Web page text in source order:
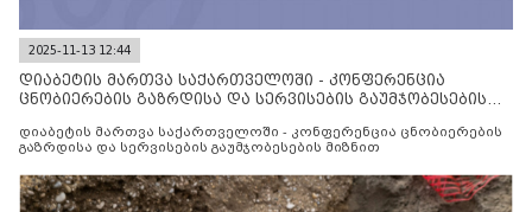
2025-11-13 12:44
დიაბეტის მართვა საქართველოში - კონფერენცია
ცნობიერების გაზრდისა და სერვისების გაუმჯობესების
დიაბეტის მართვა საქართველოში - კონფერენცია ცნობიერების
გაზრდისა და სერვისების გაუმჯობესების მიზნით